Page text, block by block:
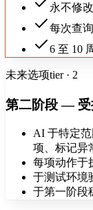
永不修
每次查
6 至 10
未来选项tier · 2
第二阶段 — 受
AI 于特定
项、标记异
每项动作于
于测试环境
于第一阶段